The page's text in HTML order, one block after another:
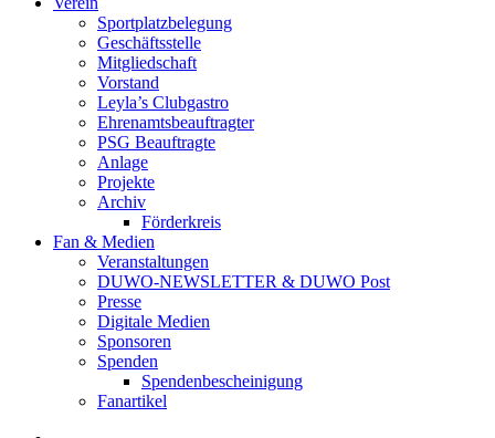
Sportplatzbelegung
Geschäftsstelle
Mitgliedschaft
Vorstand
Leyla’s Clubgastro
Ehrenamtsbeauftragter
PSG Beauftragte
Anlage
Projekte
Archiv
Förderkreis
Fan & Medien
Veranstaltungen
DUWO-NEWSLETTER & DUWO Post
Presse
Digitale Medien
Sponsoren
Spenden
Spendenbescheinigung
Fanartikel